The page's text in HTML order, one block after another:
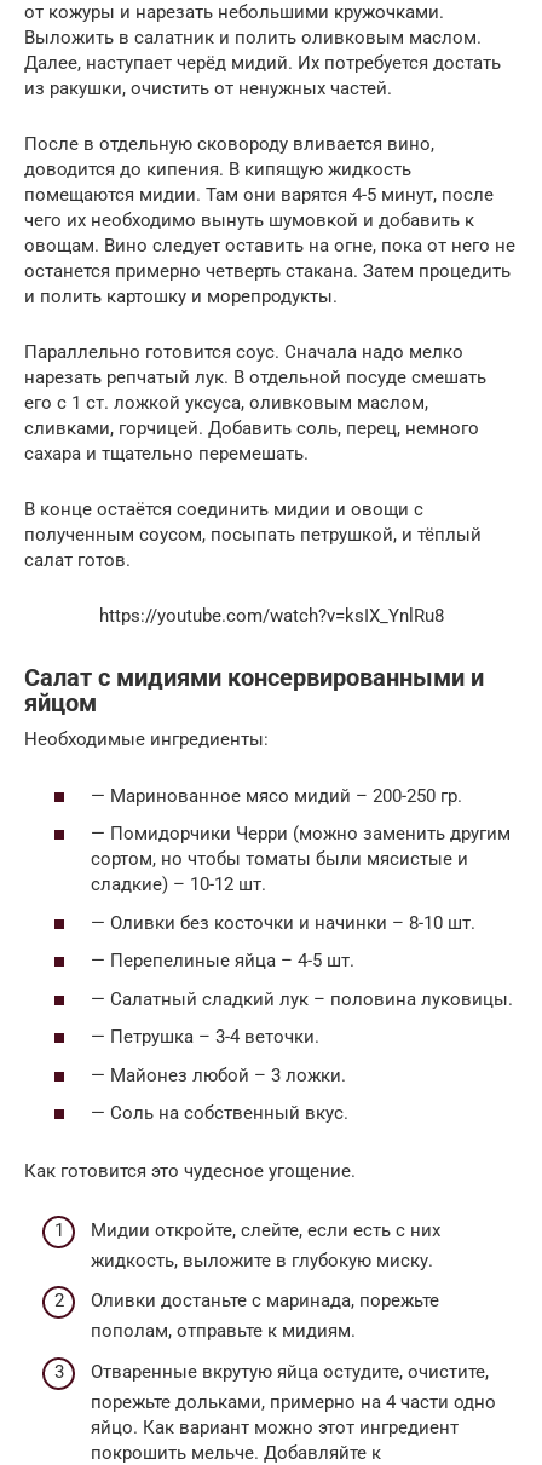
от кожуры и нарезать небольшими кружочками.
Выложить в салатник и полить оливковым маслом.
Далее, наступает черёд мидий. Их потребуется достать
из ракушки, очистить от ненужных частей.
После в отдельную сковороду вливается вино,
доводится до кипения. В кипящую жидкость
помещаются мидии. Там они варятся 4-5 минут, после
чего их необходимо вынуть шумовкой и добавить к
овощам. Вино следует оставить на огне, пока от него не
останется примерно четверть стакана. Затем процедить
и полить картошку и морепродукты.
Параллельно готовится соус. Сначала надо мелко
нарезать репчатый лук. В отдельной посуде смешать
его с 1 ст. ложкой уксуса, оливковым маслом,
сливками, горчицей. Добавить соль, перец, немного
сахара и тщательно перемешать.
В конце остаётся соединить мидии и овощи с
полученным соусом, посыпать петрушкой, и тёплый
салат готов.
https://youtube.com/watch?v=ksIX_YnlRu8
Салат с мидиями консервированными и
яйцом
Необходимые ингредиенты:
— Маринованное мясо мидий – 200-250 гр.
— Помидорчики Черри (можно заменить другим
сортом, но чтобы томаты были мясистые и
сладкие) – 10-12 шт.
— Оливки без косточки и начинки – 8-10 шт.
— Перепелиные яйца – 4-5 шт.
— Салатный сладкий лук – половина луковицы.
— Петрушка – 3-4 веточки.
— Майонез любой – 3 ложки.
— Соль на собственный вкус.
Как готовится это чудесное угощение.
Мидии откройте, слейте, если есть с них
жидкость, выложите в глубокую миску.
Оливки достаньте с маринада, порежьте
пополам, отправьте к мидиям.
Отваренные вкрутую яйца остудите, очистите,
порежьте дольками, примерно на 4 части одно
яйцо. Как вариант можно этот ингредиент
покрошить мельче. Добавляйте к